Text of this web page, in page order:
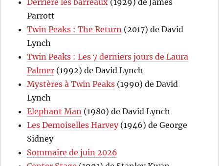
Parrott
Twin Peaks : The Return (2017) de David
Lynch
Twin Peaks : Les 7 derniers jours de Laura
Palmer (1992) de David Lynch
Mystères à Twin Peaks (1990) de David
Lynch
Elephant Man (1980) de David Lynch
Les Demoiselles Harvey(1946) de George
Sidney
Sommaire de juin 2026